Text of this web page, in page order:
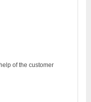
of the customer